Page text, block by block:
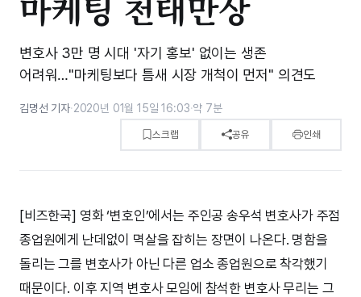
변호사 3만 명 시대 '자기 홍보' 없이는 생존
어려워…"마케팅보다 틈새 시장 개척이 먼저" 의견도
김명선 기자·2020년 01월 15일 16:03·약 7분
스크랩 공유 인쇄
[비즈한국] 영화 ‘변호인’에서는 주인공 송우석 변호사가 주점
종업원에게 난데없이 멱살을 잡히는 장면이 나온다. 명함을
돌리는 그를 변호사가 아닌 다른 업소 종업원으로 착각했기
때문이다. 이후 지역 변호사 모임에 참석한 변호사 무리는 그